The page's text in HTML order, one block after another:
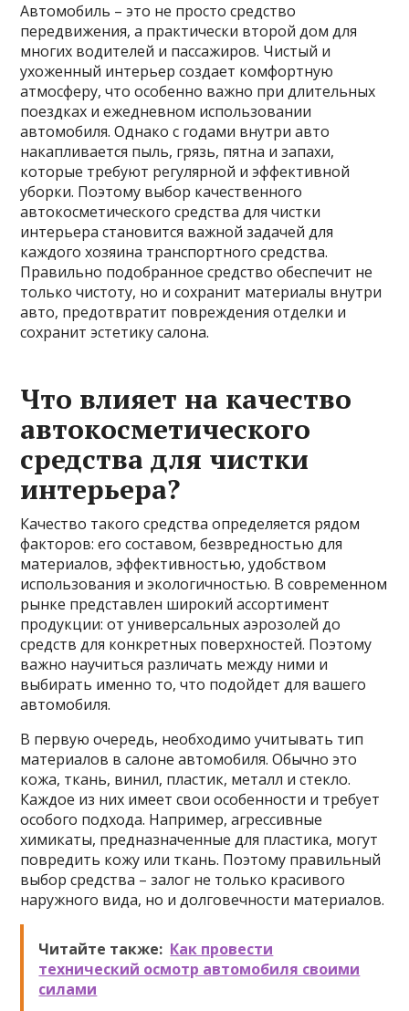
Автомобиль – это не просто средство
передвижения, а практически второй дом для
многих водителей и пассажиров. Чистый и
ухоженный интерьер создает комфортную
атмосферу, что особенно важно при длительных
поездках и ежедневном использовании
автомобиля. Однако с годами внутри авто
накапливается пыль, грязь, пятна и запахи,
которые требуют регулярной и эффективной
уборки. Поэтому выбор качественного
автокосметического средства для чистки
интерьера становится важной задачей для
каждого хозяина транспортного средства.
Правильно подобранное средство обеспечит не
только чистоту, но и сохранит материалы внутри
авто, предотвратит повреждения отделки и
сохранит эстетику салона.
Что влияет на качество
автокосметического
средства для чистки
интерьера?
Качество такого средства определяется рядом
факторов: его составом, безвредностью для
материалов, эффективностью, удобством
использования и экологичностью. В современном
рынке представлен широкий ассортимент
продукции: от универсальных аэрозолей до
средств для конкретных поверхностей. Поэтому
важно научиться различать между ними и
выбирать именно то, что подойдет для вашего
автомобиля.
В первую очередь, необходимо учитывать тип
материалов в салоне автомобиля. Обычно это
кожа, ткань, винил, пластик, металл и стекло.
Каждое из них имеет свои особенности и требует
особого подхода. Например, агрессивные
химикаты, предназначенные для пластика, могут
повредить кожу или ткань. Поэтому правильный
выбор средства – залог не только красивого
наружного вида, но и долговечности материалов.
Читайте также: Как провести
технический осмотр автомобиля своими
силами